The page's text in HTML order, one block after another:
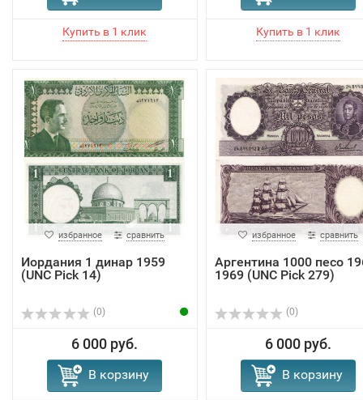
избранное сравнить
Иордания 1 динар 1959
(UNC Pick 14)
(0)
6 000 руб.
В корзину
избранное сравнить
Аргентина 1000 песо
1969 (UNC Pick 279)
(0)
6 000 руб.
В корзину